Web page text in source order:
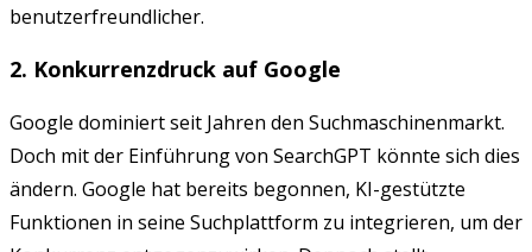
benutzerfreundlicher.
2. Konkurrenzdruck auf Google
Google dominiert seit Jahren den Suchmaschinenmarkt.
Doch mit der Einführung von SearchGPT könnte sich dies
ändern. Google hat bereits begonnen, KI-gestützte
Funktionen in seine Suchplattform zu integrieren, um der